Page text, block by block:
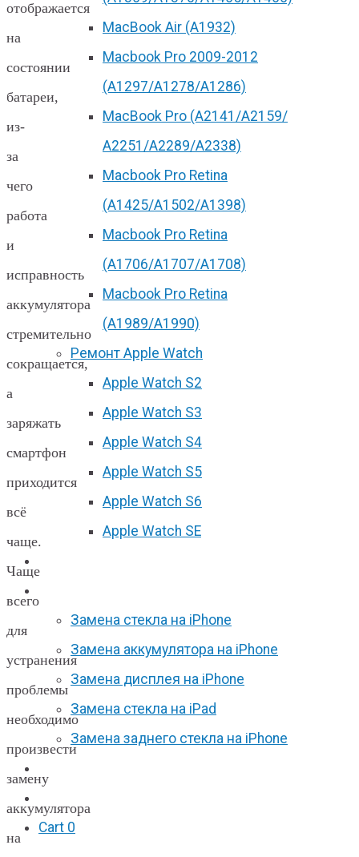
MacBook Air (A1932)
Macbook Pro 2009-2012
(A1297/A1278/A1286)
MacBook Pro (А2141/А2159/
А2251/A2289/A2338)
Macbook Pro Retina
(А1425/A1502/A1398)
Macbook Pro Retina
(А1706/A1707/A1708)
Macbook Pro Retina
(А1989/A1990)
Ремонт Apple Watch
Apple Watch S2
Apple Watch S3
Apple Watch S4
Apple Watch S5
Apple Watch S6
Apple Watch SE
Замена стекла на iPhone
Замена аккумулятора на iPhone
Замена дисплея на iPhone
Замена стекла на iPad
Замена заднего стекла на iPhone
Cart 0
отображается
на
состоянии
батареи,
из-
за
чего
работа
и
исправность
аккумулятора
стремительно
сокращается,
а
заряжать
смартфон
приходится
всё
чаще.
Чаще
всего
для
устранения
проблемы
необходимо
произвести
замену
аккумулятора
на